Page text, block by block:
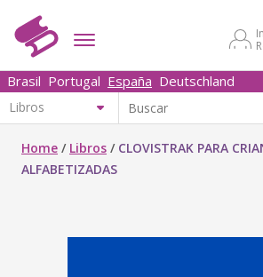
Brasil Portugal España Deutschland
Home / Libros / CLOVISTRAK PARA
ALFABETIZADAS